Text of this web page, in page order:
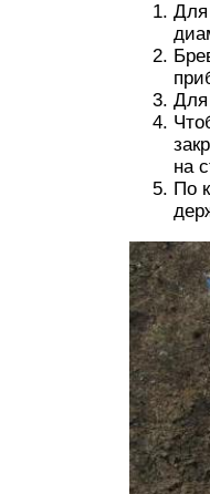
Для
Для
на
По